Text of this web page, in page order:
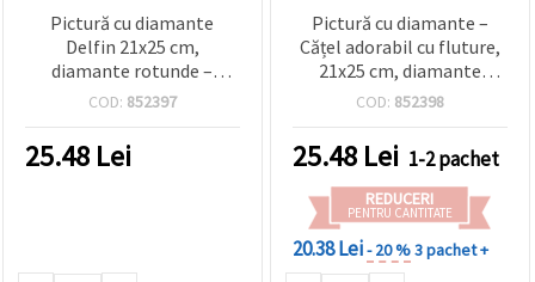
Pictură cu diamante
Delfin 21x25 cm,
diamante rotunde –
acoperire parțială, cu
artă marină și decor
creativ pentru casă
COD: 852397
25.48 Lei
Pictură cu diamante –
Cățel adorabil cu fluture,
21x25 cm, diamante
rotunde, acoperire
perfectă pentru artă cu
animale și decor drăguț
pentru casă, JA20311
COD: 852398
25.48 Lei 1-2 pachet
REDUCERI
PENTRU CANTITATE
20.38 Lei- 20 %3 pachet +